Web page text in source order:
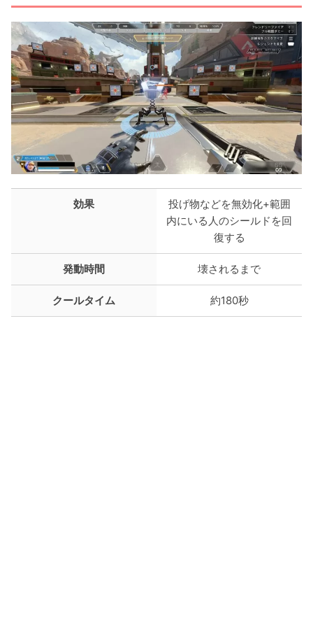
効果
投げ物などを無効化+範囲
内にいる人のシールドを回
復する
発動時間 壊されるまで
クールタイム 約180秒